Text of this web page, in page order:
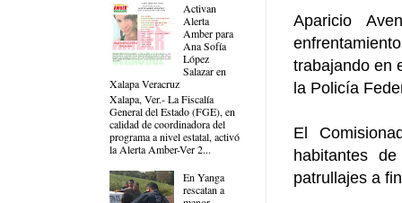
Aparicio
trabajando en
la Policía
El
habitantes
patrullajes a
Activan
Alerta
Amber para
Ana Sofía
López
Salazar en
Xalapa Veracruz
Xalapa, Ver.- La Fiscalía
General del Estado (FGE), en
calidad de coordinadora del
programa a nivel estatal, activó
la Alerta Amber-Ver 2...
En Yanga
rescatan a